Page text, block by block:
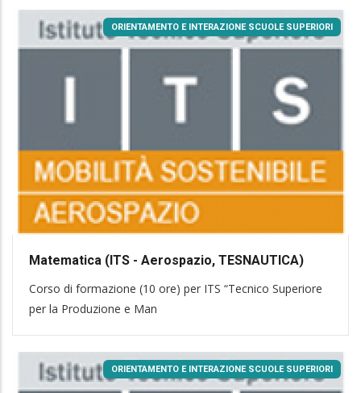
ORIENTAMENTO E INTERAZIONE SCUOLE SUPERIORI
Matematica (ITS - Aerospazio, TESNAUTICA)
Corso di formazione (10 ore) per ITS “Tecnico Superiore
per la Produzione e Man
ORIENTAMENTO E INTERAZIONE SCUOLE SUPERIORI